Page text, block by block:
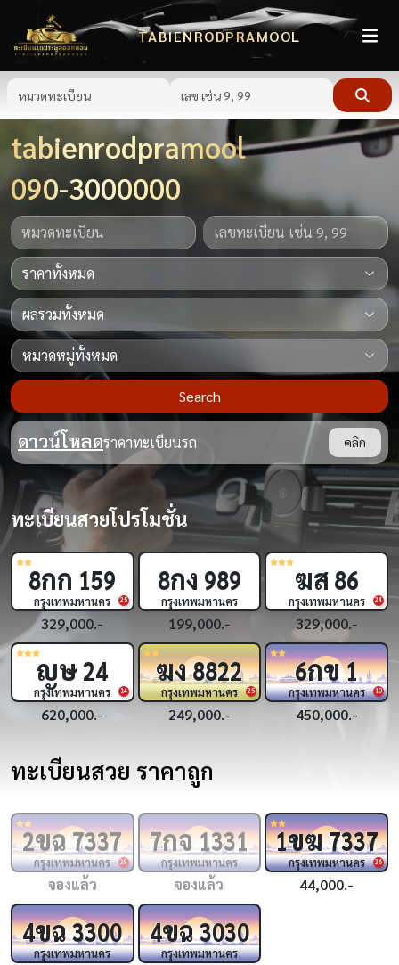
TABIENRODPRAMOOL
tabienrodpramool
090-3000000
Search
ดาวน์โหลดราคาทะเบียนรถ คลิก
ทะเบียนสวยโปรโมชั่น
24
ฆส 86
กรุงเทพมหานคร
329,000.-
10
6กข1
กรุงเทพมหานคร
450,000.-
3กพ33
กรุงเทพมหานคร
450,000.-
กฌ444
กรุงเทพมหานคร
269,000.-
5กฎ5555
กรุงเทพมหานคร
1,690,000.-
2ขย555
กรุงเทพมหานคร
319,000.-
ทะเบียนสวย ราคาถูก
29
2ขฉ7337
กรุงเทพมหานคร
จองแล้ว
7กจ1331
กรุงเทพมหานคร
จองแล้ว
26
1ขฆ7337
กรุงเทพมหานคร
44,000.-
4ขฉ3300
กรุงเทพมหานคร
4ขฉ3030
กรุงเทพมหานคร